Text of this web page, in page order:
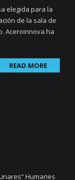
elegida para la
de la sala de
Aceroinnova ha
READ MORE
Humanes